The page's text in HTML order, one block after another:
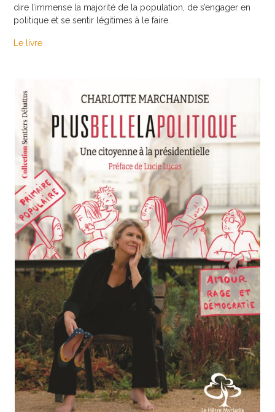
dire l’immense la majorité de la population, de s’engager en
politique et se sentir légitimes à le faire.
Le livre